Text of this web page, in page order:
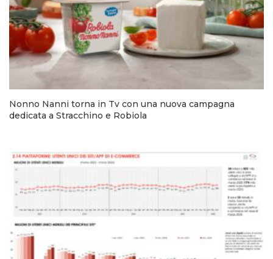
Nonno Nanni torna in Tv con una nuova campagna
dedicata a Stracchino e Robiola